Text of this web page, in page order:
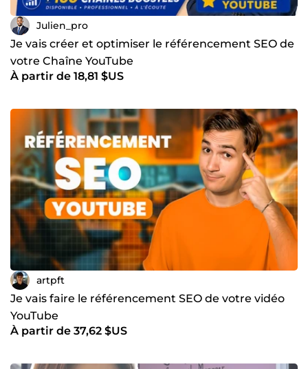
Julien_pro
Je vais créer et optimiser le référencement SEO de
votre Chaîne YouTube
À partir de 18,81 $US
artpft
Je vais faire le référencement SEO de votre vidéo
YouTube
À partir de 37,62 $US